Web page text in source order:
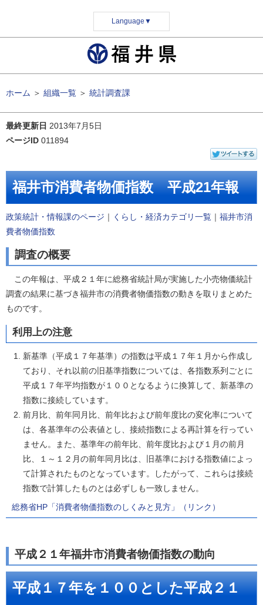
Language ▼
ホーム ＞ 組織一覧 ＞ 統計調査課
最終更新日 2013年7月5日
ページID 011894
福井市消費者物価指数 平成21年報
政策統計・情報課のページ ｜ くらし・経済カテゴリ一覧 ｜ 福井市消
費者物価指数
調査の概要
この年報は、平成２１年に総務省統計局が実施した小売物価統計
調査の結果に基づき福井市の消費者物価指数の動きを取りまとめた
ものです。
利用上の注意
新基準（平成１７年基準）の指数は平成１７年１月から作成し
ており、それ以前の旧基準指数については、各指数系列ごとに
平成１７年平均指数が１００となるように換算して、新基準の
指数に接続しています。
前月比、前年同月比、前年比および前年度比の変化率について
は、各基準年の公表値とし、接続指数による再計算を行ってい
ません。また、基準年の前年比、前年度比および１月の前月
比、１～１２月の前年同月比は、旧基準における指数値によっ
て計算されたものとなっています。したがって、これらは接続
指数で計算したものとは必ずしも一致しません。
総務省HP「消費者物価指数のしくみと見方」（リンク）
平成２１年福井市消費者物価指数の動向
平成１７年を１００とした平成２１